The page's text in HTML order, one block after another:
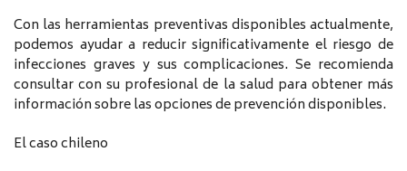
Con las herramientas preventivas disponibles actualmente,
podemos ayudar a reducir significativamente el riesgo de
infecciones graves y sus complicaciones. Se recomienda
consultar con su profesional de la salud para obtener más
información sobre las opciones de prevención disponibles.
El caso chileno